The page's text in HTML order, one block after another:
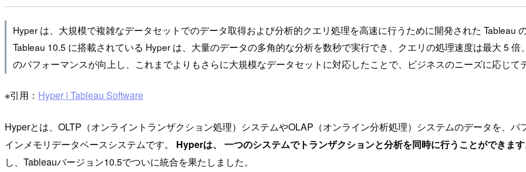
Hyper は、大規模で複雑なデータセットでのデータ取得および分析的クエリ処理を高速に行うために開発された Tableau
Tableau 10.5 に搭載されている Hyper は、大量のデータの多角的な分析を数秒で実行でき、クエリの処理速度は最大 5
のパフォーマンスが向上し、これまでよりもさらに大規模なデータセットに対応したことで、ビジネスのニーズに応じ
※引用： Hyper | Tableau Software
Hyperとは、OLTP（オンライントランザクション処理）システムやOLAP（オンライン分析処理）システムのデータを、
インメモリデータベースシステムです。 Hyperは、 一つのシステムでトランザクションと分析を同時に行うことができま
し、Tableauバージョン10.5でついに統合を果たしました。